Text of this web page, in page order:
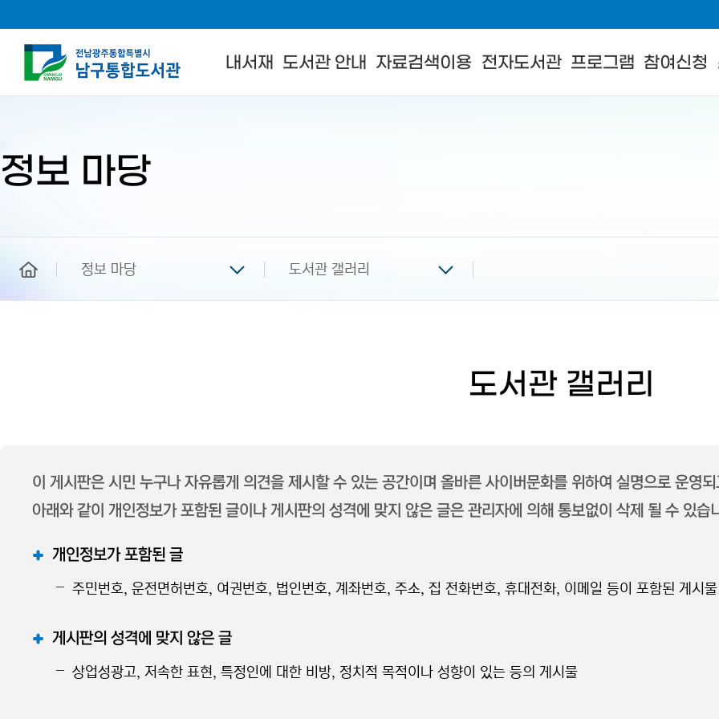
내서재 도서관 안내 자료검색이용 전자도서관 프로그램 참여신청
작
정보 마당
정보 마당 도서관 갤러리
도서관 갤러리
이 게시판은 시민 누구나 자유롭게 의견을 제시할 수 있는 공간이며 올바른 사이버문화를 위하여 실명으로 운영
아래와 같이 개인정보가 포함된 글이나 게시판의 성격에 맞지 않은 글은 관리자에 의해 통보없이 삭제 될 수 있습
개인정보가 포함된 글
주민번호, 운전면허번호, 여권번호, 법인번호, 계좌번호, 주소, 집 전화번호, 휴대전화, 이메일 등이 포함된 게시물
게시판의 성격에 맞지 않은 글
상업성광고, 저속한 표현, 특정인에 대한 비방, 정치적 목적이나 성향이 있는 등의 게시물